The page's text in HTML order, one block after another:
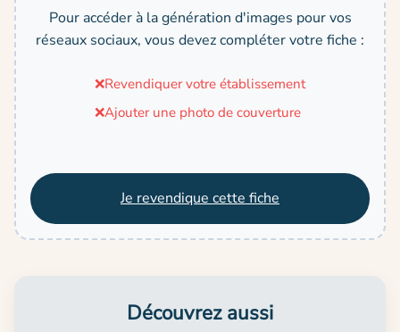
Pour accéder à la génération d'images pour vos
réseaux sociaux, vous devez compléter votre fiche :
❌Revendiquer votre établissement
❌Ajouter une photo de couverture
Je revendique cette fiche
Découvrez aussi